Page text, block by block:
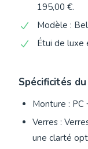
195,00 €.
Modèle :
Étui de luxe
Spécificités
Monture : PC
Verres :
une clarté